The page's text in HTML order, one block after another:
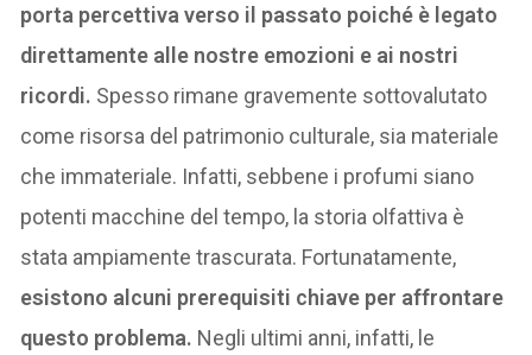
porta percettiva verso il passato poiché è legato
direttamente alle nostre emozioni e ai nostri
ricordi. Spesso rimane gravemente sottovalutato
come risorsa del patrimonio culturale, sia materiale
che immateriale. Infatti, sebbene i profumi siano
potenti macchine del tempo, la storia olfattiva è
stata ampiamente trascurata. Fortunatamente,
esistono alcuni prerequisiti chiave per affrontare
questo problema. Negli ultimi anni, infatti, le